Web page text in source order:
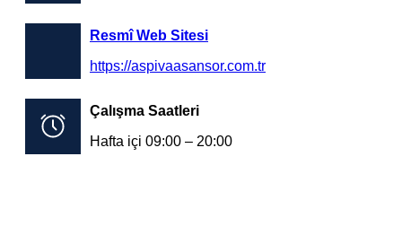
Resmî Web Sitesi
https://aspivaasansor.com.tr
Çalışma Saatleri
Hafta içi 09:00 – 20:00